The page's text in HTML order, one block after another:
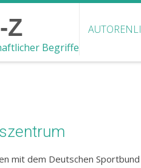
Z
Begriffe
mit dem Deutschen